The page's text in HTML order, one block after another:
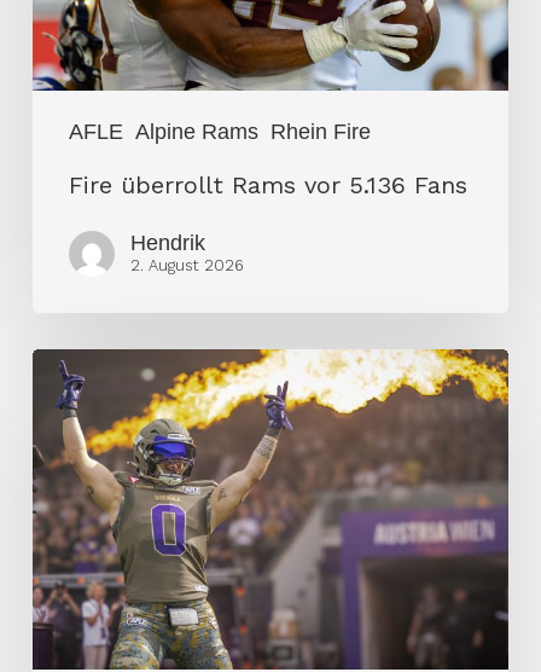
AFLE Alpine Rams Rhein Fire
Fire überrollt Rams vor 5.136 Fans
Hendrik
2. August 2026
Vienna
Vikings
entscheiden
Spitzenduell
für
sich